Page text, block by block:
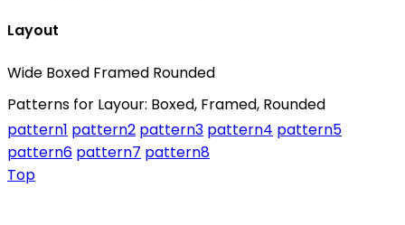
Layout
Wide Boxed Framed Rounded
Patterns for Layour: Boxed, Framed, Rounded
pattern1 pattern2 pattern3 pattern4 pattern5
pattern6 pattern7 pattern8
Top